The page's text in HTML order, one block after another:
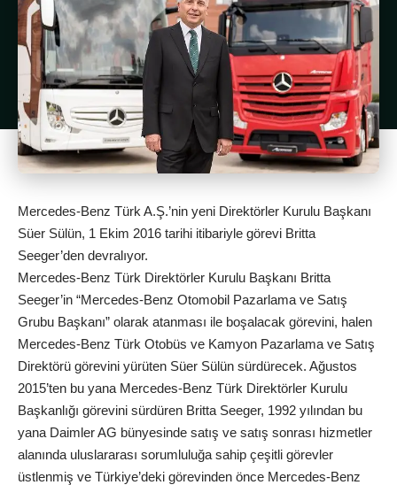
Mercedes-Benz Türk A.Ş.’nin yeni Direktörler Kurulu Başkanı
Süer Sülün, 1 Ekim 2016 tarihi itibariyle görevi Britta
Seeger’den devralıyor.
Mercedes-Benz Türk Direktörler Kurulu Başkanı Britta
Seeger’in “Mercedes-Benz Otomobil Pazarlama ve Satış
Grubu Başkanı” olarak atanması ile boşalacak görevini, halen
Mercedes-Benz Türk Otobüs ve Kamyon Pazarlama ve Satış
Direktörü görevini yürüten Süer Sülün sürdürecek. Ağustos
2015’ten bu yana Mercedes-Benz Türk Direktörler Kurulu
Başkanlığı görevini sürdüren Britta Seeger, 1992 yılından bu
yana Daimler AG bünyesinde satış ve satış sonrası hizmetler
alanında uluslararası sorumluluğa sahip çeşitli görevler
üstlenmiş ve Türkiye’deki görevinden önce Mercedes-Benz